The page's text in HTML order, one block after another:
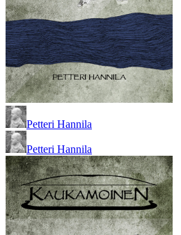
Petteri Hannila
Petteri Hannila